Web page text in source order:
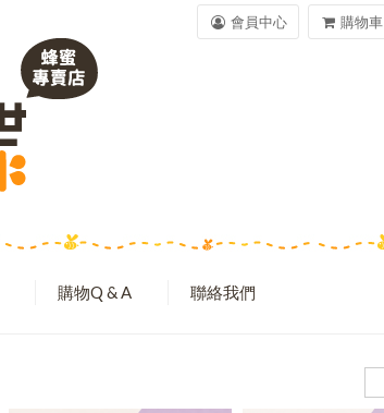
購物Q & A 聯絡我們
購物車
會員中心